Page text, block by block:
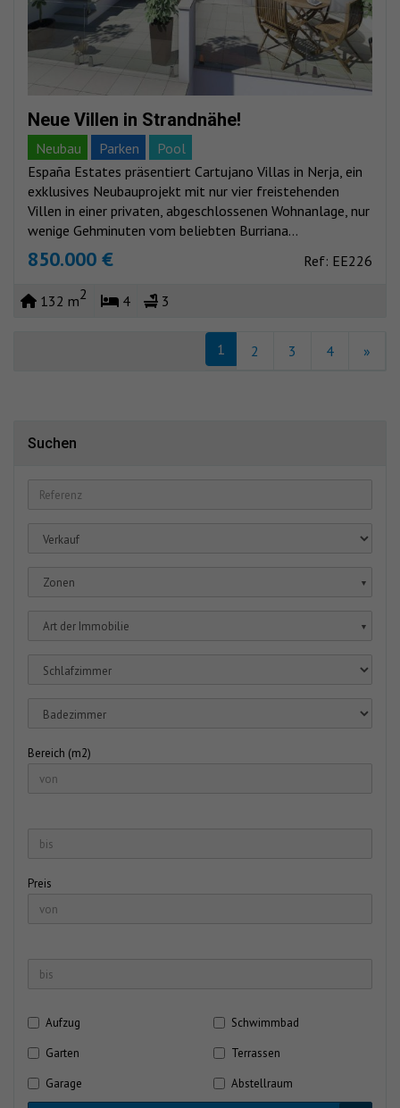
Neue Villen in Strandnähe!
Neubau Parken
Pool
España Estates präsentiert Cartujano Villas in Nerja, ein
exklusives Neubauprojekt mit nur vier freistehenden
Villen in einer privaten, abgeschlossenen Wohnanlage, nur
wenige Gehminuten vom beliebten Burriana...
850.000 € Ref: EE226
132 m2 4 3
1 2 3 4 »
Suchen
Zonen ▼
Art der Immobilie ▼
Bereich (m2)
Preis
Aufzug
Schwimmbad
Garten
Terrassen
Garage
Abstellraum